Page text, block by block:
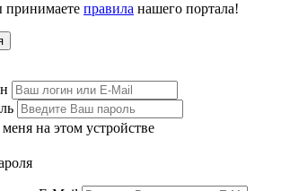
принимаете правила нашего портала!
на этом устройстве